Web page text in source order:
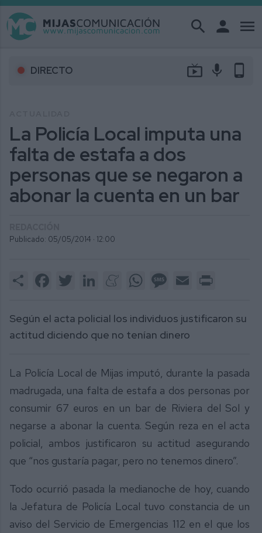
search person menu
DIRECTO live_tv mic phone_android
La Policía Local imputa una
falta de estafa a dos
personas que se negaron a
abonar la cuenta en un bar
Publicado: 05/05/2014 · 12:00
Share FacebookTwitter LinkedInMeneameWhatsAppMessage
Email
Según el acta policial los individuos justificaron su
actitud diciendo que no tenían dinero
La Policía Local de Mijas imputó, durante la pasada
madrugada, una falta de estafa a dos personas por
consumir 67 euros en un bar de Riviera del Sol y
negarse a abonar la cuenta. Según reza en el acta
policial, ambos justificaron su actitud asegurando
que “nos gustaría pagar, pero no tenemos dinero”.
Todo ocurrió pasada la medianoche de hoy, cuando
la Jefatura de Policía Local tuvo constancia de un
aviso del Servicio de Emergencias 112 en el que los